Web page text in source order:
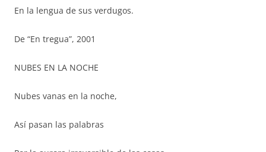
En la lengua de sus verdugos.
De “En tregua”, 2001
NUBES EN LA NOCHE
Nubes vanas en la noche,
Así pasan las palabras